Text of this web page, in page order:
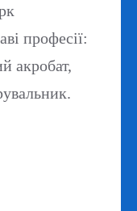
професії:
акробат,